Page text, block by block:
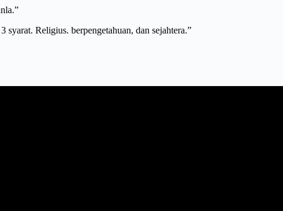
Religius. berpengetahuan, dan sejahtera.”